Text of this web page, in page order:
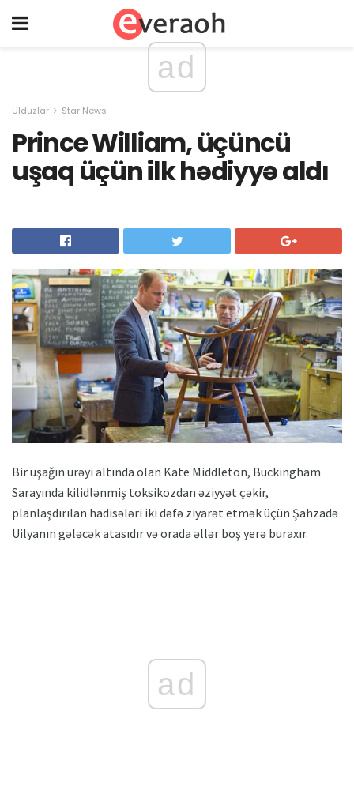
ad
Ulduzlar Star News
Prince William, üçüncü
uşaq üçün ilk hədiyyə aldı
Bir uşağın ürəyi altında olan Kate Middleton, Buckingham
Sarayında kilidlənmiş toksikozdan əziyyət çəkir,
planlaşdırılan hadisələri iki dəfə ziyarət etmək üçün Şahzadə
Uilyanın gələcək atasıdır və orada əllər boş yerə buraxır.
ad